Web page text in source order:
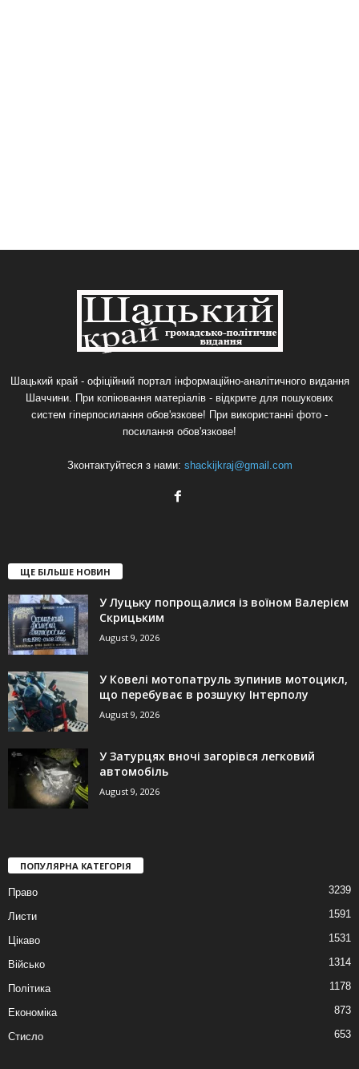
Шацький край - офіційний портал інформаційно-аналітичного видання
Шаччини. При копіювання матеріалів - відкрите для пошукових
систем гіперпосилання обов'язкове! При використанні фото -
посилання обов'язкове!
Зконтактуйтеся з нами: shackijkraj@gmail.com
ЩЕ БІЛЬШЕ НОВИН
У Луцьку попрощалися із воїном Валерієм
Скрицьким
August 9, 2026
У Ковелі мотопатруль зупинив мотоцикл,
що перебуває в розшуку Інтерполу
August 9, 2026
У Затурцях вночі загорівся легковий
автомобіль
August 9, 2026
ПОПУЛЯРНА КАТЕГОРІЯ
Право 3239
Листи 1591
Цікаво 1531
Військо 1314
Політика 1178
Економіка 873
Стисло 653